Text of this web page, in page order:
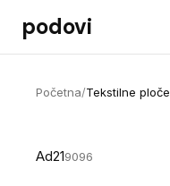
Preskoči na sadržaj
podovi
Početna/Tekstilne ploče
Ad219096